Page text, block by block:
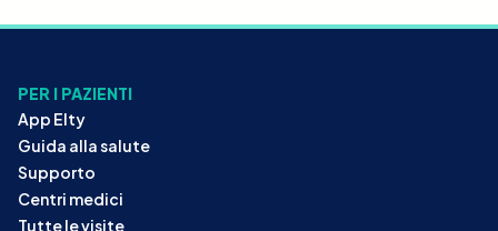
PER I PAZIENTI
App Elty
Guida alla salute
Supporto
Centri medici
Tutte le visite